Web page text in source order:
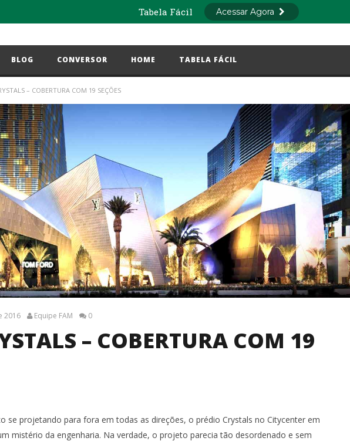
BLOG CONVERSOR HOME TABELA FÁCIL
– COBERTURA COM 19 SEÇÕES
2016 Equipe FAM 0
– COBERTURA COM 19
se projetando para fora em todas as direções, o prédio Crystals no Citycenter em
mistério da engenharia. Na verdade, o projeto parecia tão desordenado e sem